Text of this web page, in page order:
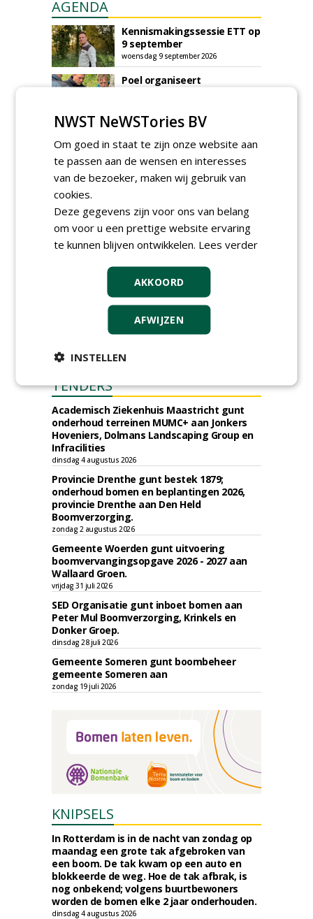
AGENDA
Kennismakingssessie ETT op
9 september
woensdag 9 september 2026
Poel organiseert
vrijdag 9 oktober 2026
toekomst begint in de
openbare ruimte
donderdag 5 november 2026
TENDERS
Academisch Ziekenhuis Maastricht gunt
onderhoud terreinen MUMC+ aan Jonkers
Hoveniers, Dolmans Landscaping Group en
Infracilities
dinsdag 4 augustus 2026
Provincie Drenthe gunt bestek 1879;
onderhoud bomen en beplantingen 2026,
provincie Drenthe aan Den Held
Boomverzorging.
zondag 2 augustus 2026
Gemeente Woerden gunt uitvoering
boomvervangingsopgave 2026 - 2027 aan
Wallaard Groen.
vrijdag 31 juli 2026
SED Organisatie gunt inboet bomen aan
Peter Mul Boomverzorging, Krinkels en
Donker Groep.
dinsdag 28 juli 2026
Gemeente Someren gunt boombeheer
gemeente Someren aan
zondag 19 juli 2026
KNIPSELS
In Rotterdam is in de nacht van zondag op
maandag een grote tak afgebroken van
een boom. De tak kwam op een auto en
blokkeerde de weg. Hoe de tak afbrak, is
nog onbekend; volgens buurtbewoners
worden de bomen elke 2 jaar onderhouden.
dinsdag 4 augustus 2026
NWST NeWSTories BV
Om goed in staat te zijn onze website aan
te passen aan de wensen en interesses
van de bezoeker, maken wij gebruik van
cookies.
Deze gegevens zijn voor ons van belang
om voor u een prettige website ervaring
te kunnen blijven ontwikkelen. Lees verder
AKKOORD
AFWIJZEN
INSTELLEN